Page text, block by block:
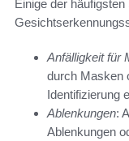
Einige der
Anfälligkeit für
durch Masken
Identifizierung
Ablenkungen:
Ablenkungen